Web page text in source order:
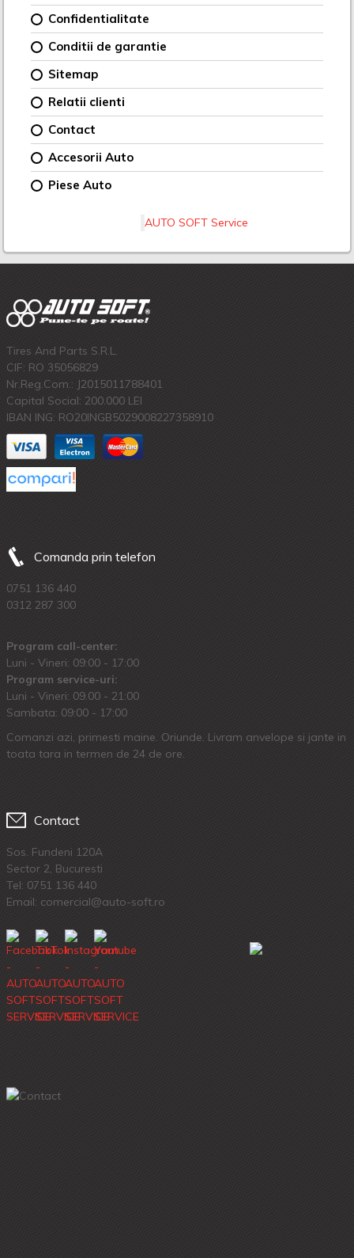
Confidentialitate
Conditii de garantie
Sitemap
Relatii clienti
Contact
Accesorii Auto
Piese Auto
AUTO SOFT Service
Tires And Parts S.R.L.
CIF: RO 35056829
Nr.Reg.Com.: J2015011788401
Capital Social: 200.000 LEI
IBAN ING: RO20INGB5029008227358910
Comanda prin telefon
0751 136 440
0312 287 300
Program call-center:
Luni - Vineri: 09:00 - 17:00
Program service-uri:
Luni - Vineri: 09.00 - 21:00
Sambata: 09:00 - 17:00
Comanzi azi, primesti maine. Oriunde. Livram anvelope si jante in
toata tara in termen de 24 de ore.
Contact
Sos. Fundeni 120A
Sector 2, Bucuresti
Tel: 0751 136 440
Email: comercial@auto-soft.ro